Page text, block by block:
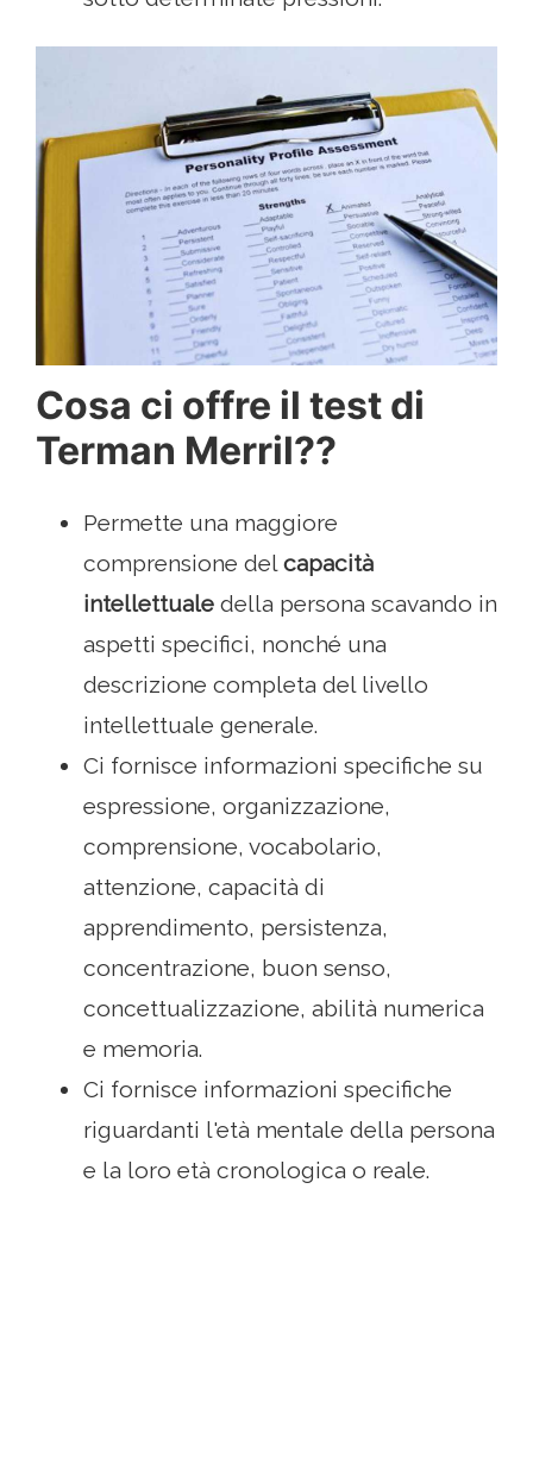
Cosa ci offre il test di
Terman Merril??
Permette una maggiore
comprensione del capacità
intellettuale della persona scavando in
aspetti specifici, nonché una
descrizione completa del livello
intellettuale generale.
Ci fornisce informazioni specifiche su
espressione, organizzazione,
comprensione, vocabolario,
attenzione, capacità di
apprendimento, persistenza,
concentrazione, buon senso,
concettualizzazione, abilità numerica
e memoria.
Ci fornisce informazioni specifiche
riguardanti l'età mentale della persona
e la loro età cronologica o reale.